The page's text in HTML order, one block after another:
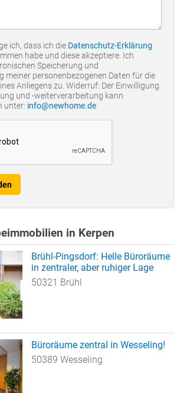
ich, dass ich die Datenschutz-Erklärung
habe und diese akzeptiere. Ich
Speicherung und
meiner personenbezogenen Daten für die
Anliegens zu. Widerruf: Der Einwilligung
und -weiterverarbeitung kann
unter: info@newhome.de
in Kerpen
Brühl-Pingsdorf: Helle Büroräume
in zentraler, aber ruhiger Lage
50321 Brühl
Büroräume zentral in Wesseling!
50389 Wesseling